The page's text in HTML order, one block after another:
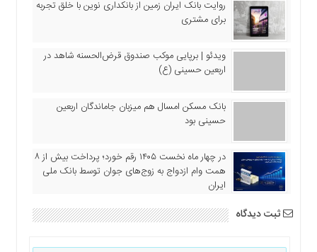
روایت بانک ایران زمین از بانکداری نوین با خلق تجربه
برای مشتری
ویدئو | برپایی موکب صندوق قرض‌الحسنه شاهد در
اربعین حسینی (ع)
بانک مسکن امسال هم میزبان جاماندگان اربعین
حسینی بود
در چهار ماه نخست ۱۴۰۵ رقم خورد؛ پرداخت بیش از ۸
همت وام ازدواج به زوج‌های جوان توسط بانک ملی
ایران
ثبت دیدگاه